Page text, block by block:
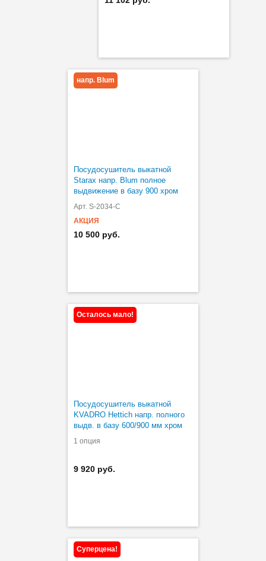
напр. Blum
Посудосушитель выкатной
Starax напр. Blum полное
выдвижение в базу 900 хром
Арт. S-2034-C
АКЦИЯ
10 500 руб.
Осталось мало!
Посудосушитель выкатной
KVADRO Hettich напр. полного
выдв. в базу 600/900 мм хром
1 опция
9 920 руб.
Суперцена!